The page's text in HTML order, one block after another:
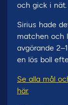
och gick i nät.
Sirius hade
matchen och
avgörande
en lös boll
Se alla mål
här.